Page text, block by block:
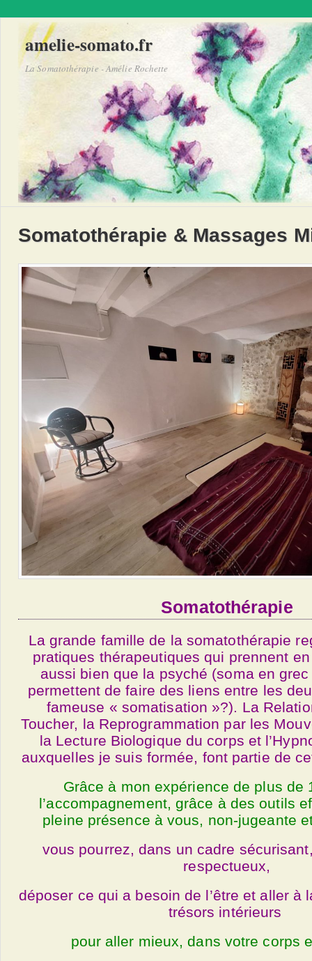
amelie-somato.fr
La Somatothérapie - Amélie Rochette
Somatothérapie & Massages
Somatothérapie
La grande famille de la somatothérapie
pratiques thérapeutiquesqui prennent
aussi bien que la psyché (soma en
permettent de faire des liens entre les
fameuse « somatisation »?). La
Toucher, la Reprogrammation par les
la Lecture Biologique du corps et
auxquelles je suis formée, font partie de
Grâce à mon expérience de plus de
l’accompagnement,grâce à des outils
pleine présence à vous, non-jugeante
vous pourrez, dans un cadre
respectueux,
déposer ce qui a besoin de l’être et aller à
trésors intérieurs
pour aller mieux, dans votre corps